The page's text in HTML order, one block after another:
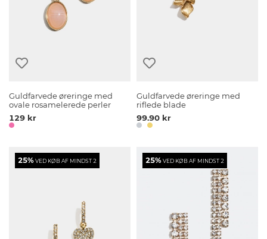
Guldfarvede øreringe med
ovale rosamelerede perler
129 kr
Guldfarvede øreringe med
riflede blade
99.90 kr
25%VED KØB AF MINDST 2 25%VED KØB AF MINDST 2